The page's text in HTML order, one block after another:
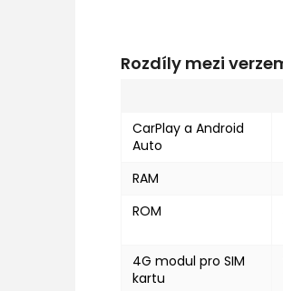
Rozdíly mezi
CarPlay a Android
Auto
RAM
ROM
4G modul pro SIM
kartu